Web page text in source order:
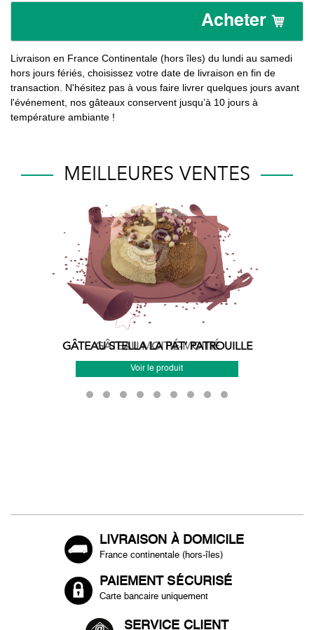
Acheter
Livraison en France Continentale (hors îles) du lundi au samedi
hors jours fériés, choisissez votre date de livraison en fin de
transaction. N'hésitez pas à vous faire livrer quelques jours avant
l'événement, nos gâteaux conservent jusqu’à 10 jours à
température ambiante !
MEILLEURES VENTES
GÂTEAU MOITIÉ-MOITIÉ
Voir le produit
GÂTEAU STELLA LA PAT’ PATROUILLE
Voir le produit
LIVRAISON À DOMICILE
France continentale (hors-îles)
PAIEMENT SÉCURISÉ
Carte bancaire uniquement
SERVICE CLIENT